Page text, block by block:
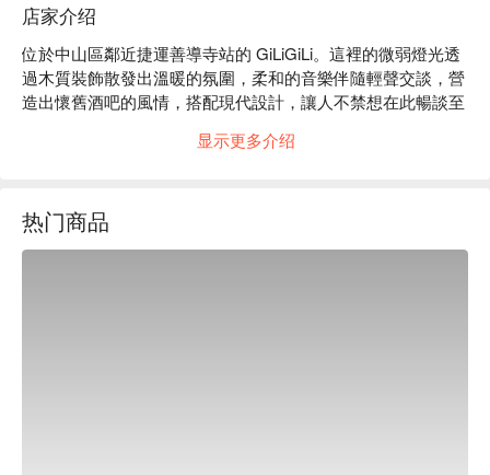
店家介绍
位於中山區鄰近捷運善導寺站的 GiLiGiLi。這裡的微弱燈光透
過木質裝飾散發出溫暖的氛圍，柔和的音樂伴隨輕聲交談，營
造出懷舊酒吧的風情，搭配現代設計，讓人不禁想在此暢談至
美催化劑，讓整體用餐和微醺體驗更為昇華。
显示更多介绍
热门商品